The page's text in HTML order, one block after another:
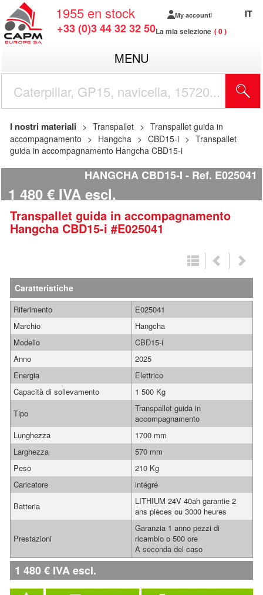
1955 en stock
+33 (0)3 44 32 32 50
My account
La mia selezione 0
IT
MENU
I nostri materiali Transpallet
Transpallet guida in
accompagnamento
Hangcha CBD15-i
Transpallet
guida in accompagnamento Hangcha CBD15-i
HANGCHA CBD15-I Ref. E025041
1 480 € IVA escl.
Transpallet guida in accompagnamento
Hangcha CBD15-i #E025041
Caratteristiche
Riferimento
E025041
Marchio
Hangcha
Modello
CBD15-i
Anno
2025
Energia
Elettrico
Capacità di sollevamento
1 500 Kg
Tipo
Transpallet guida in
accompagnamento
Lunghezza
1700 mm
Larghezza
570 mm
Peso
210 Kg
Caricatore
intégré
Batteria
LITHIUM 24V 40ah garantie 2
ans pièces ou 3000 heures
Prestazioni
Garanzia 1 anno pezzi di
ricambio o 500 ore
A seconda del caso
1 480€ IVA escl.